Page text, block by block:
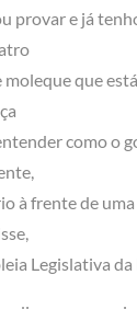
provar e já
que
como o
à frente de
Legislativa da